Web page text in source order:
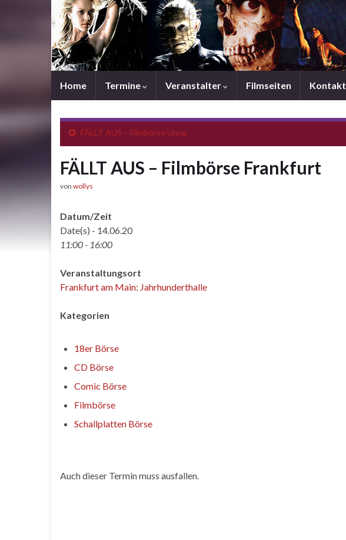
Home Termine Veranstalter Filmseiten Kontakt
FÄLLT AUS – Filmbörse Unna
FÄLLT AUS – Filmbörse Frankfurt
von wollys
Datum/Zeit
Date(s) - 14.06.20
11:00 - 16:00
Veranstaltungsort
Frankfurt am Main: Jahrhunderthalle
Kategorien
18er Börse
CD Börse
Comic Börse
Filmbörse
Schallplatten Börse
Auch dieser Termin muss ausfallen.